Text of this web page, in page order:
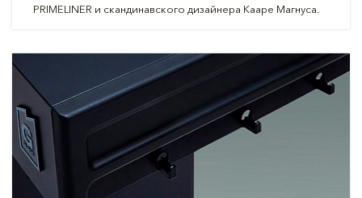
PRIMELINER и скандинавского дизайнера Кааре Магнуса.